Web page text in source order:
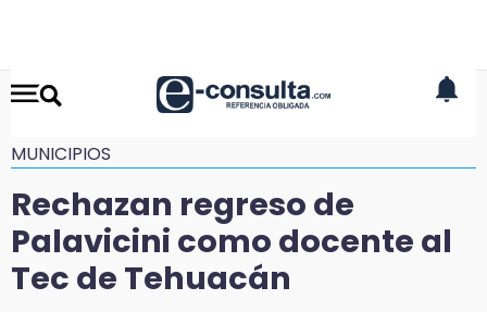
MUNICIPIOS
Rechazan regreso de
Palavicini como docente al
Tec de Tehuacán